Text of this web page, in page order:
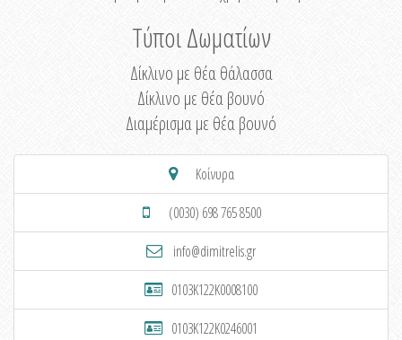
Τύποι Δωματίων
Δίκλινο με θέα θάλασσα
Δίκλινο με θέα βουνό
Διαμέρισμα με θέα βουνό
Κοίνυρα
(0030) 698 765 8500
info@dimitrelis.gr
0103K122K0008100
0103K122K0246001